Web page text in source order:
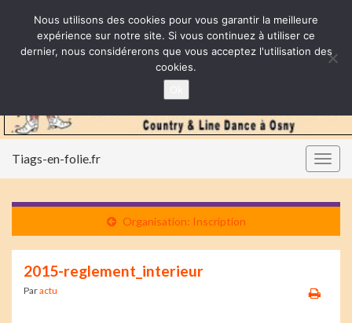
Tiags-en-folie.fr
Organisation: Inscription
2015-reglement_interieur
Paractu
Nous utilisons des cookies pour vous garantir la meilleure
expérience sur notre site. Si vous continuez à utiliser ce
dernier, nous considérerons que vous acceptez l'utilisation des
cookies.